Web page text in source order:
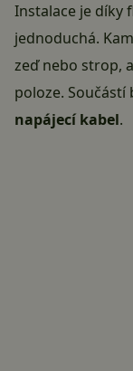
Instalace je díky
jednoduchá.
zeď nebo strop,
poloze. Součástí
napájecí kabel.